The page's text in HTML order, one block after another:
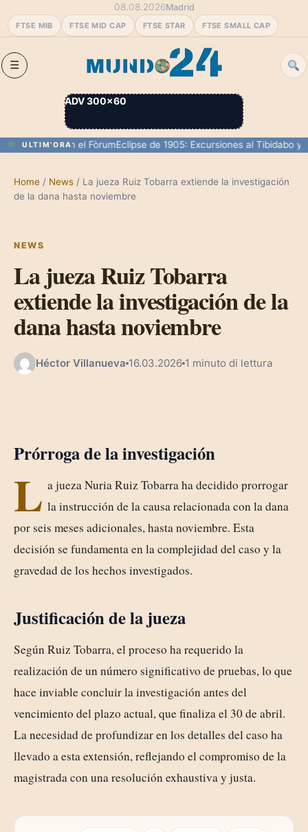
FTSE MIB FTSE MID CAP FTSE STAR FTSE SMALL CAP
08.08.2026Madrid
ADV 300×60
ULTIM'ORA
personas en el FòrumEclipse de 1905: Excursiones al Tibidabo y su
Home / News / La jueza Ruiz Tobarra extiende la investigación
de la dana hasta noviembre
NEWS
La jueza Ruiz Tobarra
extiende la investigación de la
dana hasta noviembre
Héctor Villanueva 16.03.2026 1 minuto di lettura
Prórroga de la investigación
L a jueza Nuria Ruiz Tobarra ha decidido prorrogar
la instrucción de la causa relacionada con la dana
por seis meses adicionales, hasta noviembre. Esta
decisión se fundamenta en la complejidad del caso y la
gravedad de los hechos investigados.
Justificación de la jueza
Según Ruiz Tobarra, el proceso ha requerido la
realización de un número significativo de pruebas, lo que
hace inviable concluir la investigación antes del
vencimiento del plazo actual, que finaliza el 30 de abril.
La necesidad de profundizar en los detalles del caso ha
llevado a esta extensión, reflejando el compromiso de la
magistrada con una resolución exhaustiva y justa.